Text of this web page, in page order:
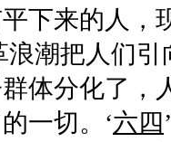
下来的人，
潮把人们
体分化了，
一切。‘六四